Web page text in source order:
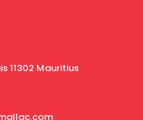
11302 Mauritius